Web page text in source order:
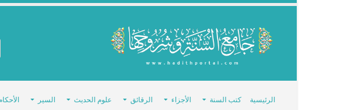
الرئيسية كتب السنة الأجزاء الرقائق علوم الحديث السير